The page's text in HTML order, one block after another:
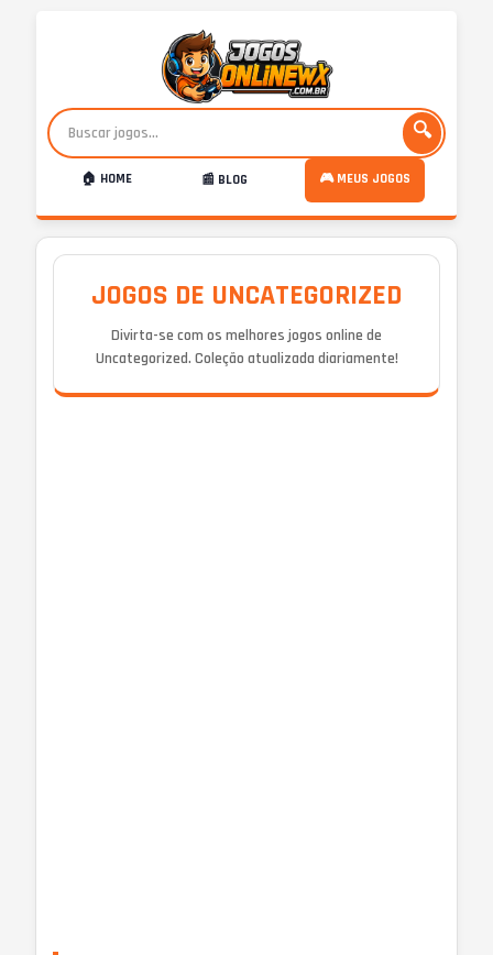
🔍
🏠 HOME 📰 BLOG 🎮 MEUS JOGOS
JOGOS DE UNCATEGORIZED
Divirta-se com os melhores jogos online de
Uncategorized. Coleção atualizada diariamente!